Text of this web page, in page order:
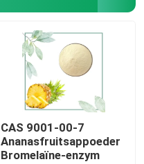
CAS 9001-00-7
Ananasfruitsappoeder
Bromelaïne-enzym